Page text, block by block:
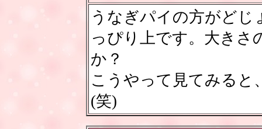
うなぎパイの方がどじ
っぴり上です。大きさ
か？
こうやって見てみると
(笑)